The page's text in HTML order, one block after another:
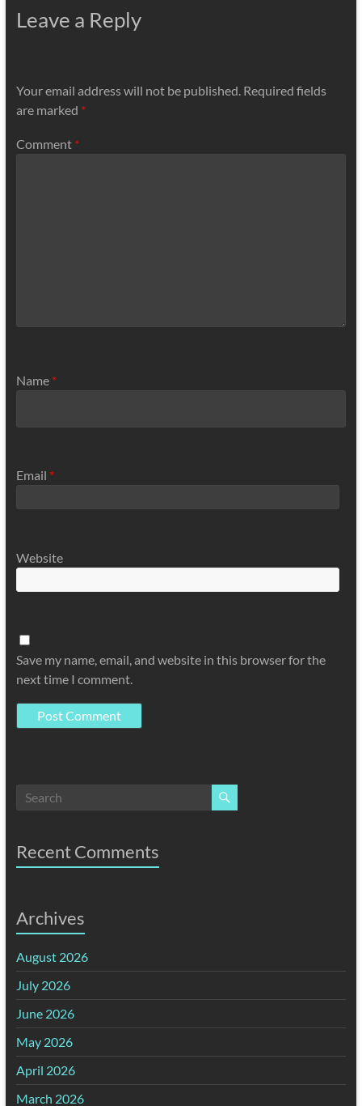
Leave a Reply
Your email address will not be published. Required fields
are marked *
Comment *
Name *
Email *
Website
Save my name, email, and website in this browser for the
next time I comment.
Recent Comments
Archives
August 2026
July 2026
June 2026
May 2026
April 2026
March 2026